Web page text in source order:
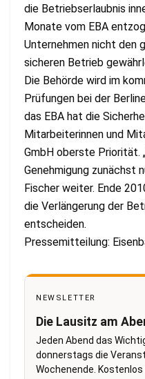
die Betriebserlaubnis
Monate vom EBA
Unternehmen nicht den
sicheren Betrieb
Die Behörde wird im
Prüfungen bei der
das EBA hat die
Mitarbeiterinnen und
GmbH oberste Priorität.
Genehmigung zunächst
Fischer weiter. Ende
die Verlängerung der
entscheiden.
Pressemitteilung:
NEWSLETTER
Die Lausitz am
Jeden Abend das
donnerstags die
Wochenende.